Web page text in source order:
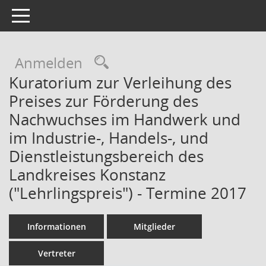
Toggle navigation
Anmelden Rechercheauswahl
Kuratorium zur Verleihung des
Preises zur Förderung des
Nachwuchses im Handwerk und
im Industrie-, Handels-, und
Dienstleistungsbereich des
Landkreises Konstanz
("Lehrlingspreis") - Termine 2017
Informationen Mitglieder
Vertreter